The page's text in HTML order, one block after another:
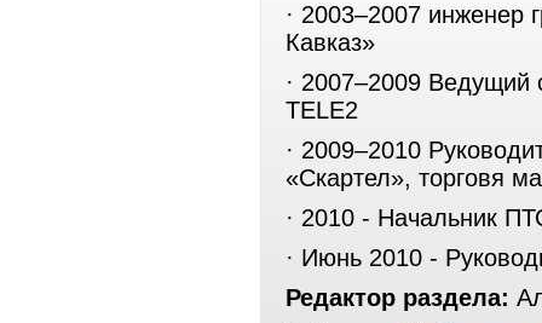
· 2003–2007 инженер
Кавказ»
· 2007–2009
TELE2
· 2009–2010
«Скартел», торговя
· 2010 - Начальник
· Июнь 2010 -
Редактор раздела: